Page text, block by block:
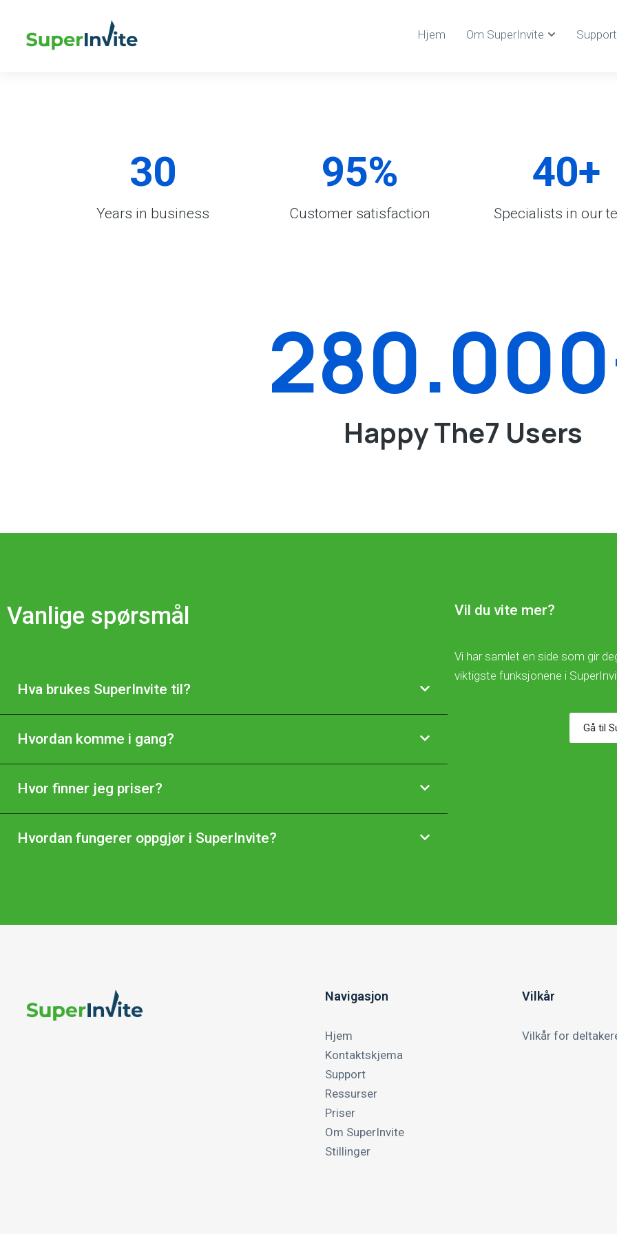
Hjem Om SuperInvite Support
Years in business
30
Customer satisfaction
95%
Specialists in our
40+
Happy The7 Users
280.000
Vanlige spørsmål
Hva brukes SuperInvite til?
Hvordan komme i gang?
Hvor finner jeg priser?
Hvordan fungerer oppgjør i SuperInvite?
Vil du vite mer?
Vi har samlet en side som gir
viktigste funksjonene i
Gå til
Navigasjon
Hjem
Kontaktskjema
Support
Ressurser
Priser
Om SuperInvite
Stillinger
Vilkår
Vilkår for